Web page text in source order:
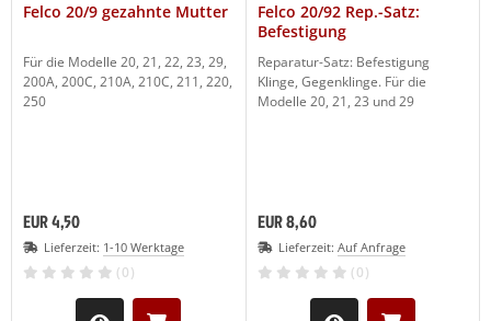
Felco 20/9 gezahnte Mutter
Für die Modelle 20, 21, 22, 23, 29,
200A, 200C, 210A, 210C, 211, 220,
250
EUR 4,50
Lieferzeit: 1-10 Werktage
(0)
Felco 20/92 Rep.-Satz:
Befestigung
Reparatur-Satz: Befestigung
Klinge, Gegenklinge. Für die
Modelle 20, 21, 23 und 29
EUR 8,60
Lieferzeit: Auf Anfrage
(0)